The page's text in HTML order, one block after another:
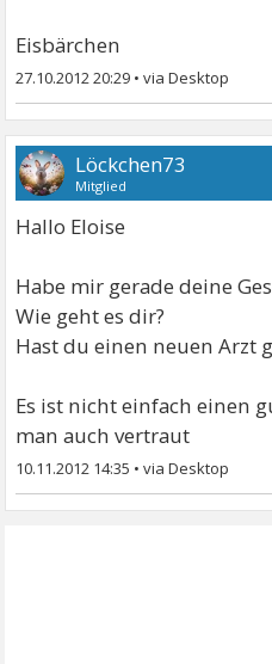
Eisbärchen
27.10.2012 20:29 •
Löckchen73
Mitglied
Hallo Eloise
Habe mir gerade deine
Wie geht es dir?
Hast du einen neuen Arzt
Es ist nicht einfach einen
man auch vertraut
10.11.2012 14:35 •